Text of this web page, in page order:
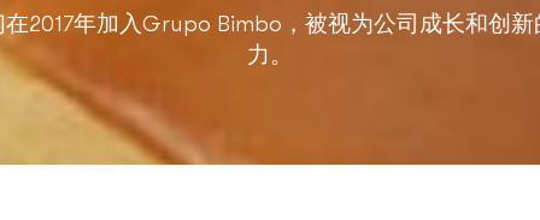
在2017年加入Grupo Bimbo，被视为公司成长和创新
力。